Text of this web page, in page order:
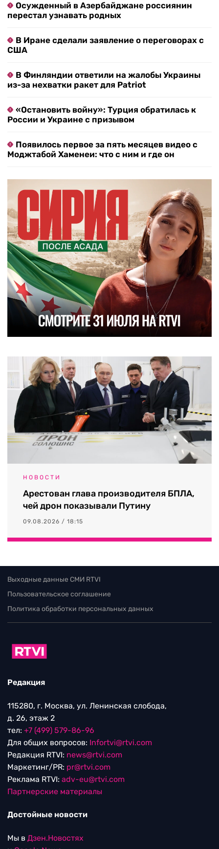
Осужденный в Азербайджане россиянин
перестал узнавать родных
В Иране сделали заявление о переговорах с
США
В Финляндии ответили на жалобы Украины
из-за нехватки ракет для Patriot
«Остановить войну»: Турция обратилась к
России и Украине с призывом
Появилось первое за пять месяцев видео с
Моджтабой Хаменеи: что с ним и где он
НОВОСТИ
Арестован глава производителя БПЛА,
чей дрон показывали Путину
09.08.2026 / 18:15
Выходные данные СМИ RTVI
Пользовательское соглашение
Политика обработки персональных данных
Редакция
115280, г. Москва, ул. Ленинская слобода,
д. 26, этаж 2
тел: +7 (499) 579-86-96
Для общих вопросов: Infortvi@rtvi.com
Редакция RTVI: news@rtvi.com
Маркетинг/PR: pr@rtvi.com
Реклама RTVI: adv-eu@rtvi.com
Партнерские материалы
Достойные новости
Мы в Дзен.Новостях